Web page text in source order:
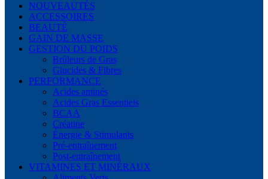
NOUVEAUTÉS
ACCESSOIRES
BEAUTÉ
GAIN DE MASSE
GESTION DU POIDS
Brûleurs de Gras
Glucides & Fibres
PERFORMANCE
Acides aminés
Acides Gras Essentiels
BCAA
Créatine
Énergie & Stimulants
Pré-entraînement
Post-entraînement
VITAMINES ET MINÉRAUX